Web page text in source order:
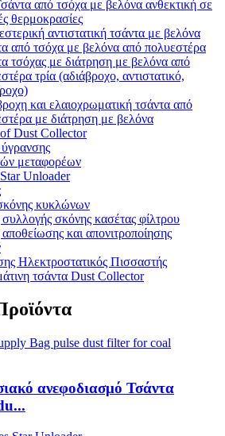
από τσόχα με βελόνα ανθεκτική σε
θερμοκρασίες
αντιστατική τσάντα με βελόνα
από τσόχα με βελόνα από πολυεστέρα
τσόχας με διάτρηση με βελόνα από
τρία (αδιάβροχο, αντιστατικό,
και ελαιοχρωματική τσάντα από
με διάτρηση με βελόνα
Dust Collector
ύγρανσης
μεταφορέων
Unloader
κυκλώνων
σκόνης κασέτας φίλτρου
και απονιτροποίησης
Ηλεκτροστατικός Πισσαστής
τσάντα Dust Collector
ανεφοδιασμό Τσάντα